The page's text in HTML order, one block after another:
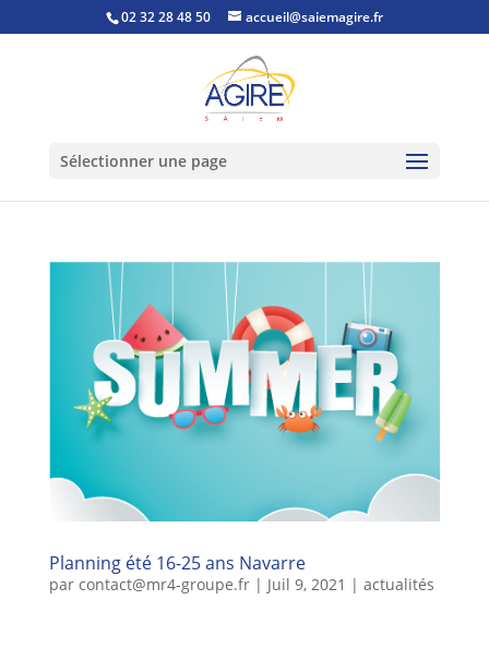
02 32 28 48 50 accueil@saiemagire.fr
Sélectionner une page
Planning été 16-25 ans Navarre
par contact@mr4-groupe.fr| Juil 9, 2021 | actualités